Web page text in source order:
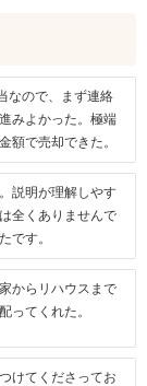
なので、まず連絡
みよかった。極端
額で売却できた。
説明が理解しやす
全くありませんで
です。
からリハウスまで
ってくれた。
けてくださってお